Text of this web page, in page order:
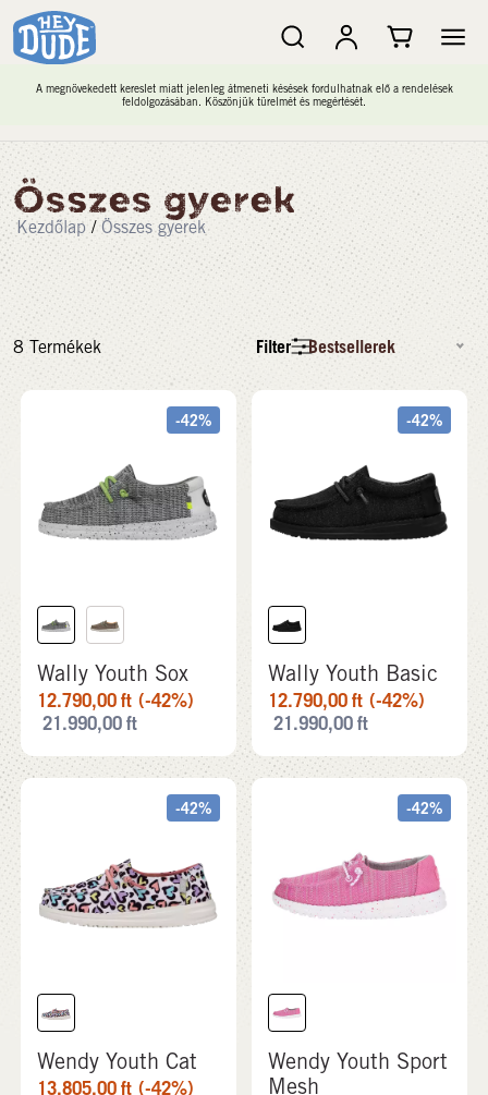
A megnövekedett kereslet miatt jelenleg átmeneti késések fordulhatnak elő a rendelések
feldolgozásában. Köszönjük türelmét és megértését.
Összes gyerek
Kezdőlap / Összes gyerek
8 Termékek Filter Bestsellerek
-42%
Wally Youth Sox
12.790,00ft (-42%)
21.990,00ft
-42%
Wally Youth Basic
12.790,00ft (-42%)
21.990,00ft
-42%
Wendy Youth Cat
13.805,00ft (-42%)
-42%
Wendy Youth Sport
Mesh